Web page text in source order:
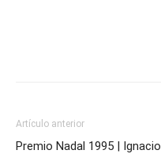
Artículo anterior
Premio Nadal 1995 | Ignacio